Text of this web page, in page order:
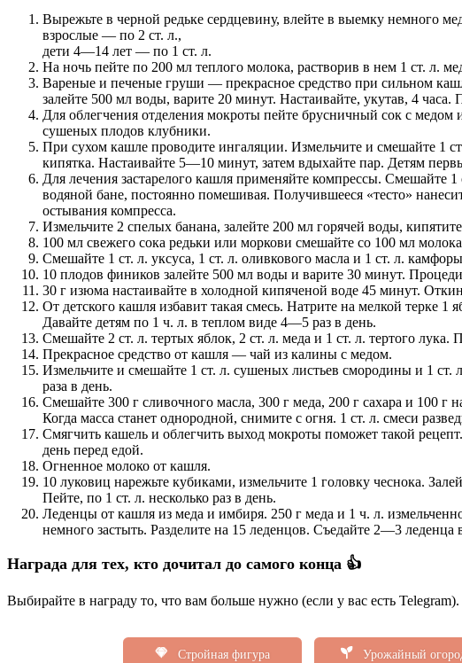
Вырежьте в черной редьке сердцевину, влейте в выемку немного
взрослые — по 2 ст. л.,
дети 4—14 лет — по 1 ст. л.
На ночь пейте по 200 мл теплого молока, растворив в нем 1 ст. л.
Вареные и печеные груши — прекрасное средство при сильном
залейте 500 мл воды, варите 20 минут. Настаивайте, укутав, 4
Для облегчения отделения мокроты пейте брусничный сок с медом
сушеных плодов клубники.
При сухом кашле проводите ингаляции. Измельчите и смешайте 1
кипятка. Настаивайте 5—10 минут, затем вдыхайте пар. Детям
Для лечения застарелого кашля применяйте компрессы. Смешайте
водяной бане, постоянно помешивая. Получившееся «тесто»
остывания компресса.
Измельчите 2 спелых банана, залейте 200 мл горячей воды,
100 мл свежего сока редьки или моркови смешайте со 100 мл
Смешайте 1 ст. л. уксуса, 1 ст. л. оливкового масла и 1 ст. л.
10 плодов фиников залейте 500 мл воды и варите 30 минут.
30 г изюма настаивайте в холодной кипяченой воде 45 минут.
От детского кашля избавит такая смесь. Натрите на мелкой терке
Давайте детям по 1 ч. л. в теплом виде 4—5 раз в день.
Смешайте 2 ст. л. тертых яблок, 2 ст. л. меда и 1 ст. л. тертого
Прекрасное средство от кашля — чай из калины с медом.
Измельчите и смешайте 1 ст. л. сушеных листьев смородины и 1 ст.
раза в день.
Смешайте 300 г сливочного масла, 300 г меда, 200 г сахара и 100
Когда масса станет однородной, снимите с огня. 1 ст. л. смеси
Смягчить кашель и облегчить выход мокроты поможет такой
день перед едой.
Огненное молоко от кашля.
10 луковиц нарежьте кубиками, измельчите 1 головку чеснока.
Пейте, по 1 ст. л. несколько раз в день.
Леденцы от кашля из меда и имбиря. 250 г меда и 1 ч. л.
немного застыть. Разделите на 15 леденцов. Съедайте 2—3
Награда для тех, кто дочитал до самого конца 👍
Выбирайте в награду то, что вам больше нужно (если у вас есть
Стройная фигура Урожайный